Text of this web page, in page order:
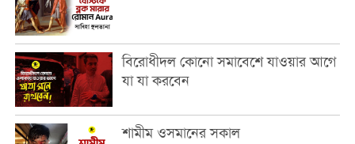
বিরোধীদল কোনো সমাবেশে যাওয়ার আগে
যা যা করবেন
শামীম ওসমানের সকাল